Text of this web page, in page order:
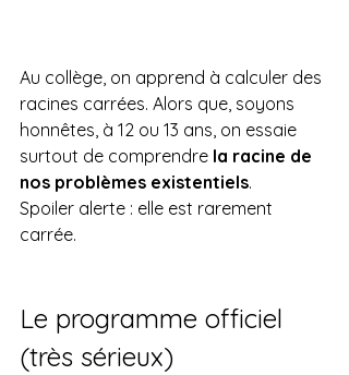
Au collège, on apprend à calculer des
racines carrées. Alors que, soyons
honnêtes, à 12 ou 13 ans, on essaie
surtout de comprendre la racine de
nos problèmes existentiels.
Spoiler alerte : elle est rarement
carrée.
Le programme officiel
(très sérieux)